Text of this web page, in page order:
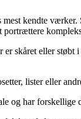
kendte
skåret eller
lister eller
og har